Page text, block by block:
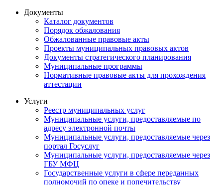
Документы
Каталог документов
Порядок обжалования
Обжалованные правовые акты
Проекты муниципальных правовых актов
Документы стратегического планирования
Муниципальные программы
Нормативные правовые акты для прохождения
аттестации
Услуги
Реестр муниципальных услуг
Муниципальные услуги, предоставляемые по
адресу электронной почты
Муниципальные услуги, предоставляемые через
портал Госуслуг
Муниципальные услуги, предоставляемые через
ГБУ МФЦ
Государственные услуги в сфере переданных
полномочий по опеке и попечительству